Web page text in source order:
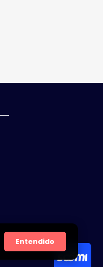
Entendido